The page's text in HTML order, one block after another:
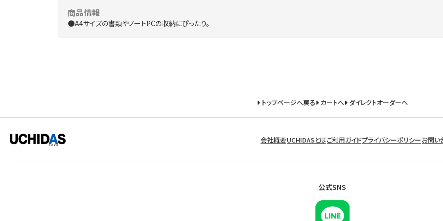
商品情報
●A4サイズの書類やノートPCの収納にぴったり。
トップページへ戻る カートへ ダイレクトオーダーへ
会社概要UCHIDASとはご利用ガイドプライバシーポリシーお問い
公式SNS